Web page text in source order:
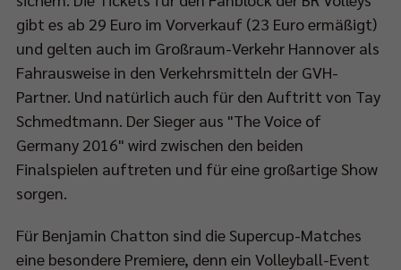
gibt es ab 29 Euro im Vorverkauf (23 Euro ermäßigt)
und gelten auch im Großraum-Verkehr Hannover als
Fahrausweise in den Verkehrsmitteln der GVH-
Partner. Und natürlich auch für den Auftritt von Tay
Schmedtmann. Der Sieger aus "The Voice of
Germany 2016" wird zwischen den beiden
Finalspielen auftreten und für eine großartige Show
sorgen.
Für Benjamin Chatton sind die Supercup-Matches
eine besondere Premiere, denn ein Volleyball-Event